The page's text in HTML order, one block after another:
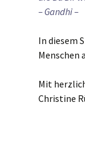
– Gandhi –
In diesem
Menschen
Mit
Christine